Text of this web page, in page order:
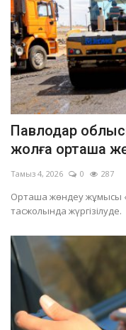
Тілді тандаңыз
Қазақша Русский
Павлодар
жолға орташа
Тамыз 4, 2026 0 287
Орташа жөндеу жұмысы
тасжолында жүргізілуде.